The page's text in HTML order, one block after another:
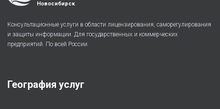
Новосибирск
Консультационные услуги в области лицензирования, саморегулирования
и защиты информации. Для государственных и коммерческих
предприятий. По всей России.
География услуг